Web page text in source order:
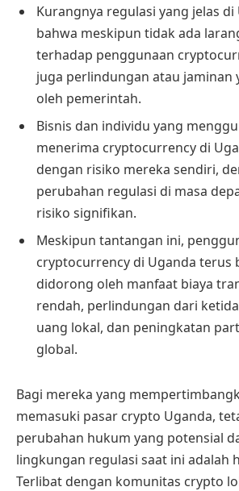
Kurangnya regulasi yang jelas
bahwa meskipun tidak ada
terhadap penggunaan
juga perlindungan atau jaminan
oleh pemerintah.
Bisnis dan individu yang
menerima cryptocurrency di
dengan risiko mereka sendiri,
perubahan regulasi di masa
risiko signifikan.
Meskipun tantangan ini,
cryptocurrency di Uganda terus
didorong oleh manfaat biaya
rendah, perlindungan dari
uang lokal, dan peningkatan
global.
Bagi mereka yang
memasuki pasar crypto Uganda,
perubahan hukum yang potensial
lingkungan regulasi saat ini adalah
Terlibat dengan komunitas crypto